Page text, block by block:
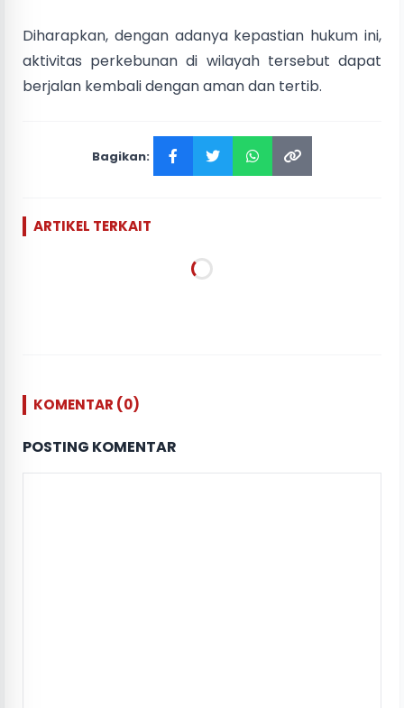
Diharapkan, dengan adanya kepastian hukum ini,
aktivitas perkebunan di wilayah tersebut dapat
berjalan kembali dengan aman dan tertib.
Bagikan:
ARTIKEL TERKAIT
KOMENTAR (0)
POSTING KOMENTAR